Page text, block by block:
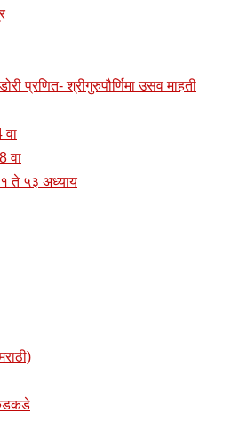
प्रणित- श्रीगुरुपौर्णिमा उसव माहती
वा
वा
१ ते ५३ अध्याय